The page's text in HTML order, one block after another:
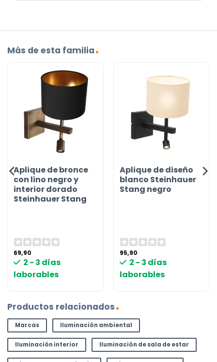
Más de esta familia
Aplique de bronce
con lino negro y
interior dorado
Steinhauer Stang
69,90
2 - 3 días
laborables
Aplique de diseño
blanco Steinhauer
Stang negro
95,90
2 - 3 días
laborables
Productos relacionados
Marcas Iluminación ambiental
Iluminación interior Iluminación de sala de estar